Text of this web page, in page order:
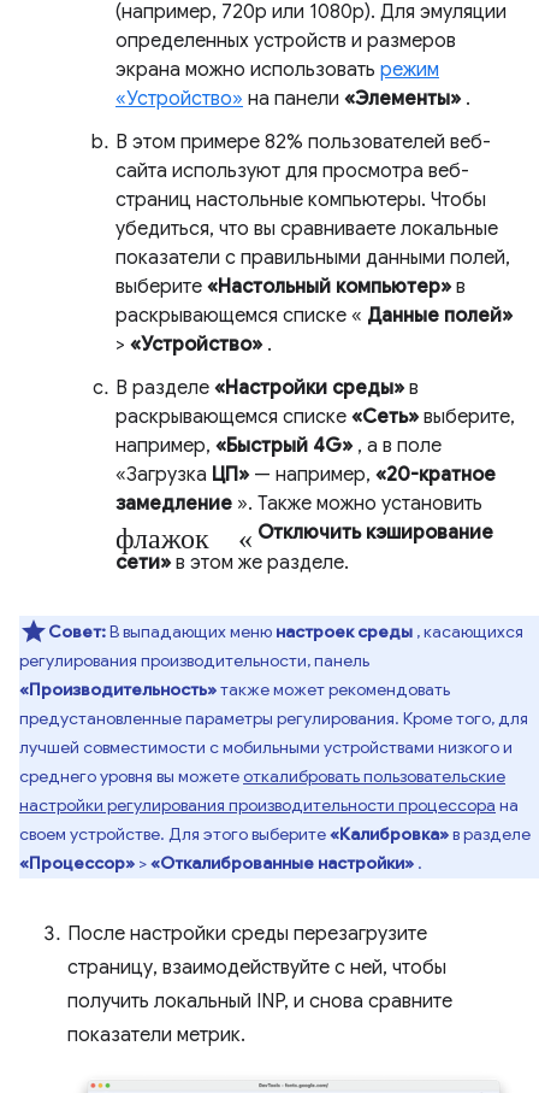
(например, 720p или 1080p). Для эмуляции
определенных устройств и размеров
экрана можно использовать режим
«Устройство» на панели «Элементы» .
В этом примере 82% пользователей веб-
сайта используют для просмотра веб-
страниц настольные компьютеры. Чтобы
убедиться, что вы сравниваете локальные
показатели с правильными данными полей,
выберите «Настольный компьютер» в
раскрывающемся списке « Данные полей»
> «Устройство» .
В разделе «Настройки среды» в
раскрывающемся списке «Сеть» выберите,
например, «Быстрый 4G» , а в поле
«Загрузка ЦП» — например, «20-кратное
замедление ». Также можно установить
флажок « Отключить кэширование
сети» в этом же разделе.
Совет:В выпадающих меню настроек среды , касающихся
регулирования производительности, панель
«Производительность»также может рекомендовать
предустановленные параметры регулирования. Кроме того, для
лучшей совместимости с мобильными устройствами низкого и
среднего уровня вы можетеоткалибровать пользовательские
настройки регулирования производительности процессора на
своем устройстве. Для этого выберите«Калибровка»в разделе
«Процессор» >«Откалиброванные настройки» .
После настройки среды перезагрузите
страницу, взаимодействуйте с ней, чтобы
получить локальный INP, и снова сравните
показатели метрик.